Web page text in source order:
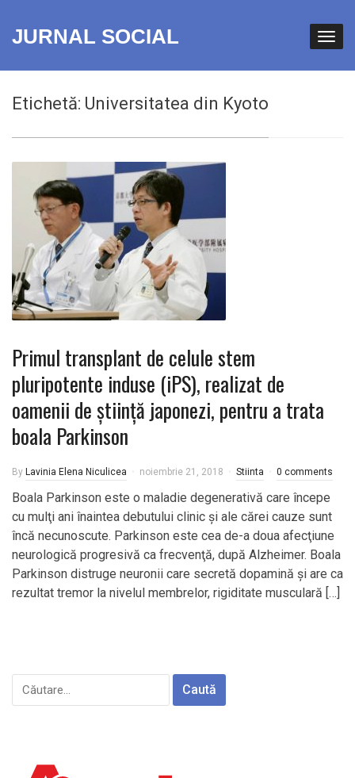
JURNAL SOCIAL
Etichetă: Universitatea din Kyoto
Primul transplant de celule stem
pluripotente induse (iPS), realizat de
oamenii de știință japonezi, pentru a trata
boala Parkinson
By Lavinia Elena Niculicea noiembrie 21, 2018 Stiinta 0 comments
Boala Parkinson este o maladie degenerativă care începe
cu mulţi ani înaintea debutului clinic şi ale cărei cauze sunt
încă necunoscute. Parkinson este cea de-a doua afecţiune
neurologică progresivă ca frecvenţă, după Alzheimer. Boala
Parkinson distruge neuronii care secretă dopamină și are ca
rezultat tremor la nivelul membrelor, rigiditate musculară […]
Caută
după: